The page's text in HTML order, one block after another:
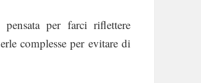
per farci riflettere
complesse per evitare di